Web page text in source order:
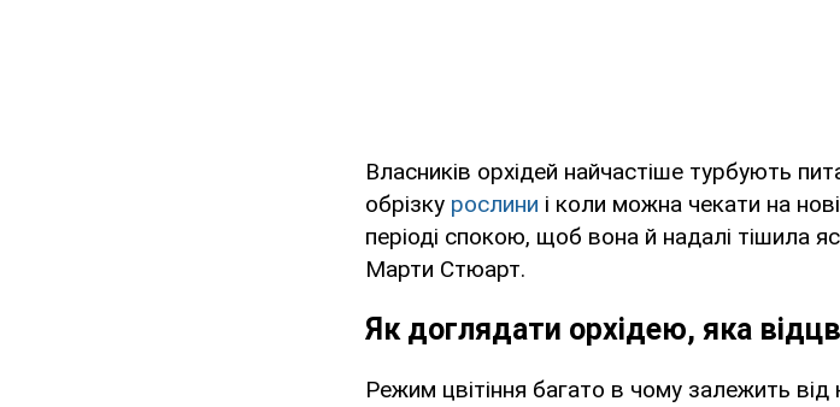
Власників орхідей найчастіше турбують
обрізку рослини і коли можна чекати на
періоді спокою, щоб вона й надалі тішила
Марти Стюарт.
Як доглядати орхідею, яка
Режим цвітіння багато в чому залежить від